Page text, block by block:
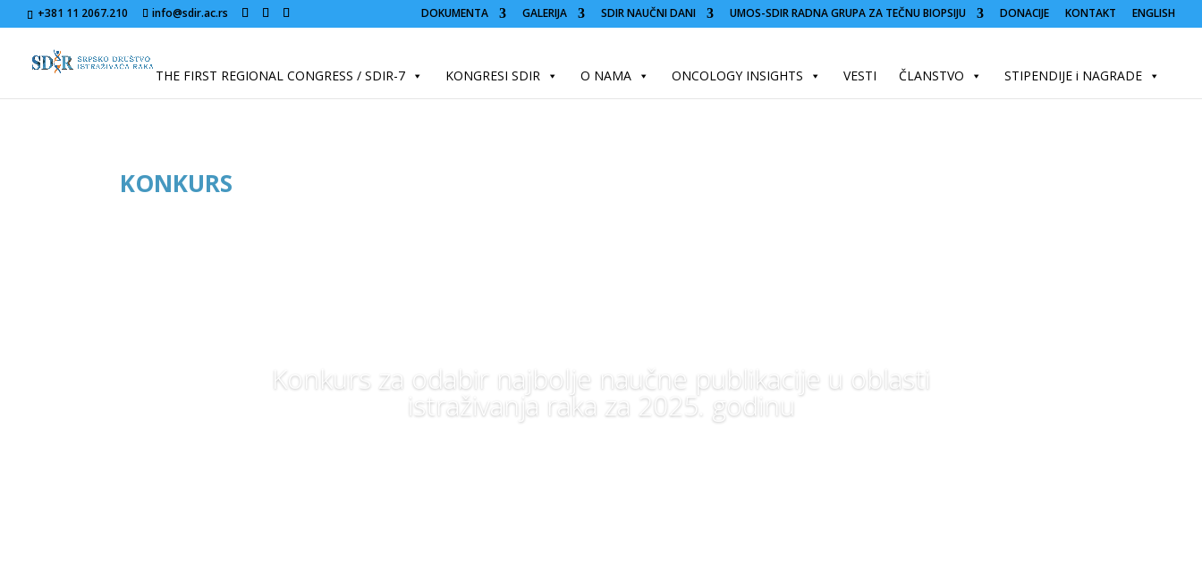
+381 11 2067.210 info@sdir.ac.rs DOKUMENTA GALERIJA SDIR NAUČNI DANI UMOS-SDIR RADNA GRUPA ZA TEČNU BIOPSIJU DONACIJE KONTAKT ENGLISH
THE FIRST REGIONAL CONGRESS / SDIR-7 KONGRESI SDIR O NAMA ONCOLOGY INSIGHTS VESTI ČLANSTVO STIPENDIJE i NAGRADE
KONKURS
Konkurs za odabir najbolje naučne publikacije u oblasti
istraživanja raka za 2025. godinu